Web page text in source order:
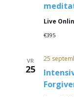
Live
€395
VR
25
25